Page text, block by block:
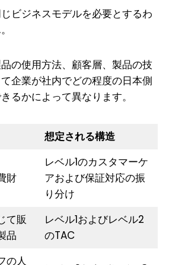
ビジネスモデルを必要とするわ
の使用方法、顧客層、製品の技
企業が社内でどの程度の日本側
るかによって異なります。
想定される構造
財
レベル1のカスタマーケ
アおよび保証対応の振
り分け
て販
品
レベル1およびレベル2
のTAC
の人